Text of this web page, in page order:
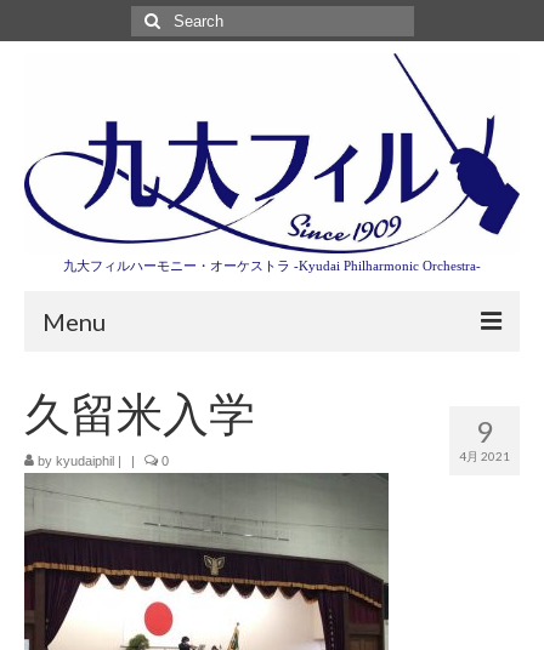
Search
for:
九大フィルハーモニー・オーケストラ -Kyudai Philharmonic Orchestra-
Menu
第3回東京特別演奏会特設ページ
演奏会情報
卒業記念演奏会2027
九大フィルとは
九大フィルの歴史
ご寄付のお願い
9
4月 2021
久留米入学
by kyudaiphil 0